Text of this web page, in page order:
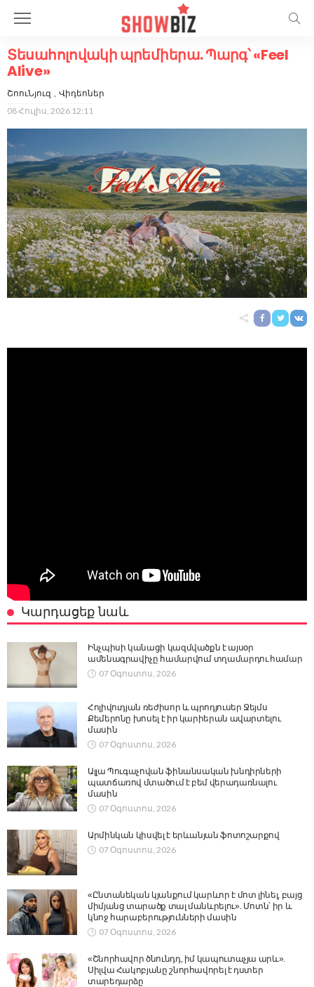
Տեսահոլովակի պրեմիերա. Պարգ՝ «Feel
Alive»
ՇոուՆյուզ
Վիդեոներ
08 Հուլիս, 2026 12:11
Կարդացեք նաև
Ինչպիսի կանացի կազմվածքն է այսօր
ամենագրավիչը համարվում տղամարդու համար
07 Օգոստոս, 2026
Հոլիվուդյան ռեժիսոր և պրոդյուսեր Ջեյմս
Քեմերոնը խոսել է իր կարիերան ավարտելու
մասին
07 Օգոստոս, 2026
Ալլա Պուգաչովան ֆինանսական խնդիրների
պատճառով մտածում է բեմ վերադառնալու
մասին
07 Օգոստոս, 2026
Արմինկան կիսվել է երևանյան ֆոտոշարքով
07 Օգոստոս, 2026
«Ընտանեկան կյանքում կարևոր է մոտ լինել, բայց
միմյանց տարածք տալ մանևրելու». Մոտն՝ իր և
կնոջ հարաբերությունների մասին
07 Օգոստոս, 2026
«Շնորհավոր ծնունդդ, իմ կապուտաչյա արև».
Սիլվա Հակոբյանը շնորհավորել է դստեր
տարեդարձը